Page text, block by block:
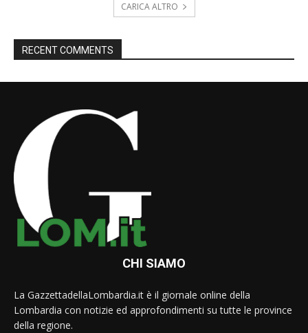
CARICA ALTRO
RECENT COMMENTS
CHI SIAMO
La GazzettadellaLombardia.it è il giornale online della
Lombardia con notizie ed approfondimenti su tutte le province
della regione.